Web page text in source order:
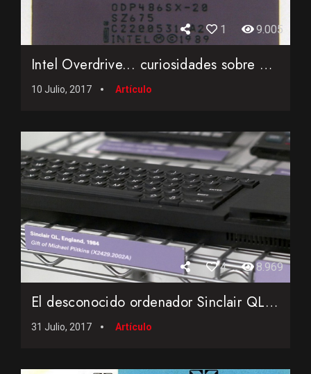
1 9.005
Intel Overdrive... curiosidades sobre el extraño microproce...
10 Julio, 2017 Artículo
4 8.969
El desconocido ordenador Sinclair QL... la fuente de inspira...
31 Julio, 2017 Artículo